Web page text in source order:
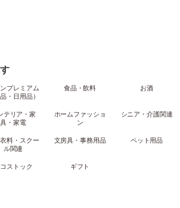
プレミアム
品・日用品）
食品・飲料 お酒
テリア・家
具・家電
ホームファッショ
ン
シニア・介護関連
料・スクー
ル関連
文房具・事務用品 ペット用品
ストック ギフト